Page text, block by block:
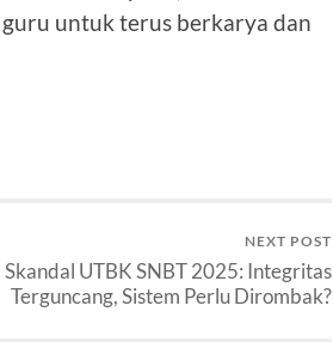
untuk terus berkarya dan
NEXT POST
Skandal UTBK SNBT 2025: Integritas
Terguncang, Sistem Perlu Dirombak?